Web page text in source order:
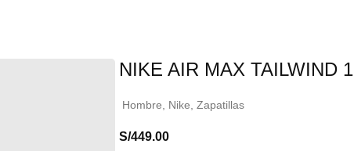
NIKE AIR MAX TAILWIND 1
Hombre Nike Zapatillas
S/449.00